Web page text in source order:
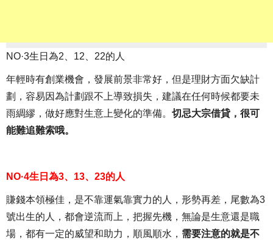
NO·3生日為2、12、22的人
年輕時有創業機會，發展前景非常好，但是理財方面欠缺計
劃，容易因為計劃跟不上導致損失，建議在任何時候都要未
雨綢繆，做好應對生意上變化的準備。 切忌大宗借貸，很可
能難追難索哦。
NO·4生日為3、13、23的人
賺錢本領極佳，是不靠運氣靠實力的人，形勢再差，尾數為3
號出生的人，都會逆流而上，把握先機，無論是生意還是職
場，都有一定的威望和助力，順風順水， 需要注意的就是不